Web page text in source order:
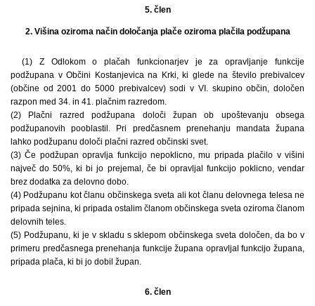
5. člen
2. Višina oziroma način določanja plače oziroma plačila podžupana
(1) Z Odlokom o plačah funkcionarjev je za opravljanje funkcije
podžupana v Občini Kostanjevica na Krki, ki glede na število prebivalcev
(občine od 2001 do 5000 prebivalcev) sodi v VI. skupino občin, določen
razpon med 34. in 41. plačnim razredom.
(2) Plačni razred podžupana določi župan ob upoštevanju obsega
podžupanovih pooblastil. Pri predčasnem prenehanju mandata župana
lahko podžupanu določi plačni razred občinski svet.
(3) Če podžupan opravlja funkcijo nepoklicno, mu pripada plačilo v višini
največ do 50%, ki bi jo prejemal, če bi opravljal funkcijo poklicno, vendar
brez dodatka za delovno dobo.
(4) Podžupanu kot članu občinskega sveta ali kot članu delovnega telesa ne
pripada sejnina, ki pripada ostalim članom občinskega sveta oziroma članom
delovnih teles.
(5) Podžupanu, ki je v skladu s sklepom občinskega sveta določen, da bo v
primeru predčasnega prenehanja funkcije župana opravljal funkcijo župana,
pripada plača, ki bi jo dobil župan.
6. člen